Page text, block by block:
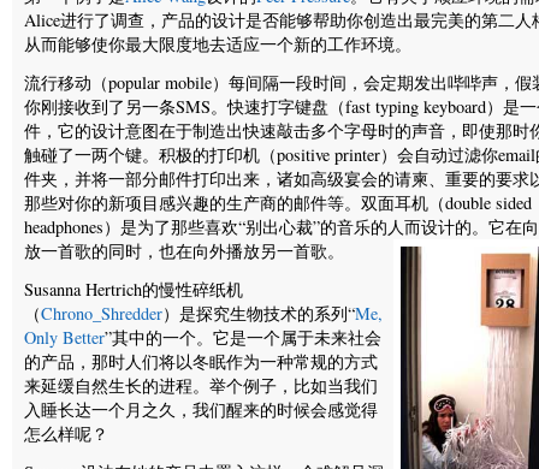
Alice进行了调查，产品的设计是否能够帮助你创造出最完美的第二人
从而能够使你最大限度地去适应一个新的工作环境。
流行移动（popular mobile）每间隔一段时间，会定期发出哔哔声，假
你刚接收到了另一条SMS。快速打字键盘（fast typing keyboard）是
件，它的设计意图在于制造出快速敲击多个字母时的声音，即使那时
触碰了一两个键。积极的打印机（positive printer）会自动过滤你
件夹，并将一部分邮件打印出来，诸如高级宴会的请柬、重要的要求
那些对你的新项目感兴趣的生产商的邮件等。双面耳机（double sided
headphones）是为了那些喜欢“别出心裁”的音乐的人而设计的。它在
放一首歌的同时，也在向外播放另一首歌。
Susanna Hertrich的慢性碎纸机
（Chrono_Shredder）是探究生物技术的系列“Me,
Only Better”其中的一个。它是一个属于未来社会
的产品，那时人们将以冬眠作为一种常规的方式
来延缓自然生长的进程。举个例子，比如当我们
入睡长达一个月之久，我们醒来的时候会感觉得
怎么样呢？